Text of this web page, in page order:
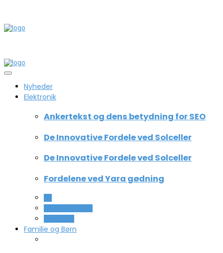
Nyheder
Elektronik
Ankertekst og dens betydning for SEO
De Innovative Fordele ved Solceller
De Innovative Fordele ved Solceller
Fordelene ved Yara gødning
Familie og Børn